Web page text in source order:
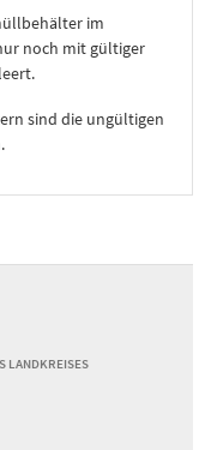
im
noch mit gültiger
sind die ungültigen
LANDKREISES